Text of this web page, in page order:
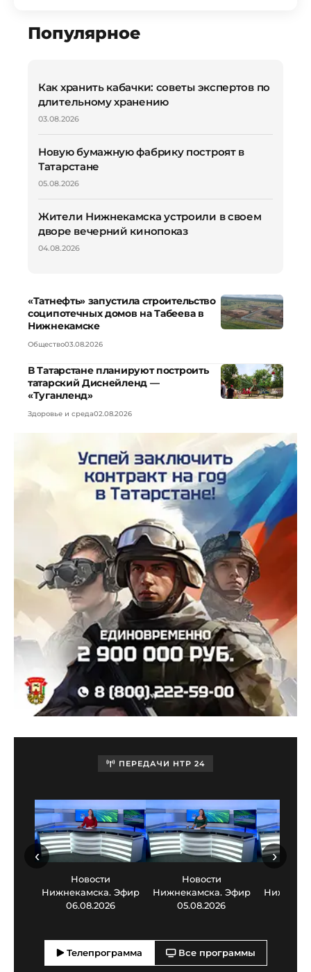
Популярное
Как хранить кабачки: советы экспертов по
длительному хранению
03.08.2026
Новую бумажную фабрику построят в
Татарстане
05.08.2026
Жители Нижнекамска устроили в своем
дворе вечерний кинопоказ
04.08.2026
«Татнефть» запустила строительство
соципотечных домов на Табеева в
Нижнекамске
Общество03.08.2026
В Татарстане планируют построить
татарский Диснейленд —
«Туганленд»
Здоровье и среда02.08.2026
ПЕРЕДАЧИ НТР 24
Новости
Нижнекамска. Эфир
06.08.2026
Новости
Нижнекамска. Эфир
05.08.2026
‹ ›
Телепрограмма Все программы